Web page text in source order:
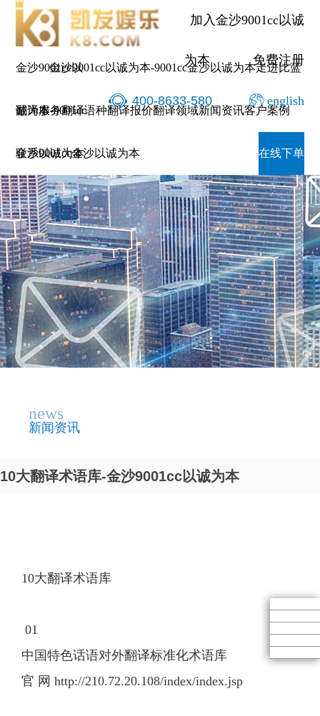
加入金沙9001cc以诚
为本 免费注册
400-8633-580 english
金沙9001cc以
诚为本-9001cc
金沙以诚为本
金沙9001cc以诚为本-9001cc金沙以诚为本走进比蓝
翻译服务翻译语种翻译报价翻译领域新闻资讯客户案例
联系9001cc金沙以诚为本 在线下单
news
新闻资讯
10大翻译术语库-金沙9001cc以诚为本
10大翻译术语库
01
中国特色话语对外翻译标准化术语库
官 网 http://210.72.20.108/index/index.jsp